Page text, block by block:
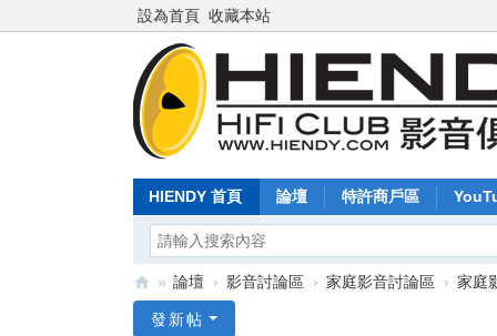
設為首頁 收藏本站
HIENDY 首頁 論壇 特許商戶區
» 論壇 › 影音討論區 › 家庭影音討論區 › 家庭
發新帖